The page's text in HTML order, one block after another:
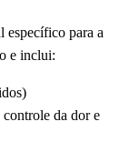
específico para a
e inclui:
da dor e